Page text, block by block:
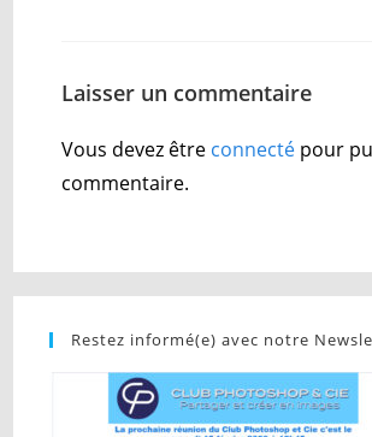
Laisser un commentaire
Vous devez être connecté pour
commentaire.
Restez informé(e) avec notre